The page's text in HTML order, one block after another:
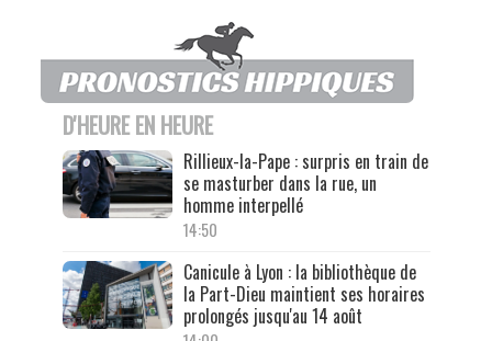
D'HEURE EN HEURE
Rillieux-la-Pape : surpris en train de
se masturber dans la rue, un
homme interpellé
14:50
Canicule à Lyon : la bibliothèque de
la Part-Dieu maintient ses horaires
prolongés jusqu'au 14 août